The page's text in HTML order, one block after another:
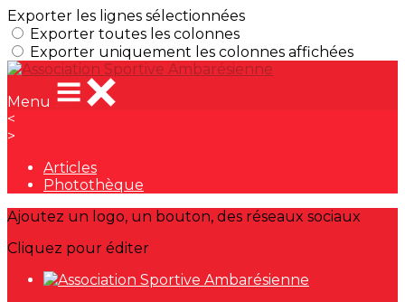
Exporter les lignes sélectionnées
Exporter toutes les colonnes
Exporter uniquement les colonnes affichées
Menu
<
>
Articles
Photothèque
Ajoutez un logo, un bouton, des réseaux sociaux
Cliquez pour éditer